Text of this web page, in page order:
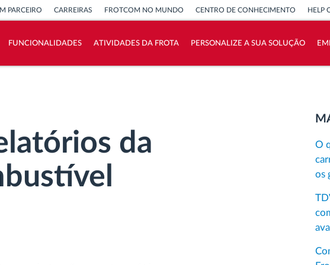
PARCEIRO CARREIRAS FROTCOM NO MUNDO CENTRO DE CONHECIMENTO HELP
FUNCIONALIDADES ATIVIDADES DA FROTA PERSONALIZE A SUA SOLUÇÃO
da
O
os